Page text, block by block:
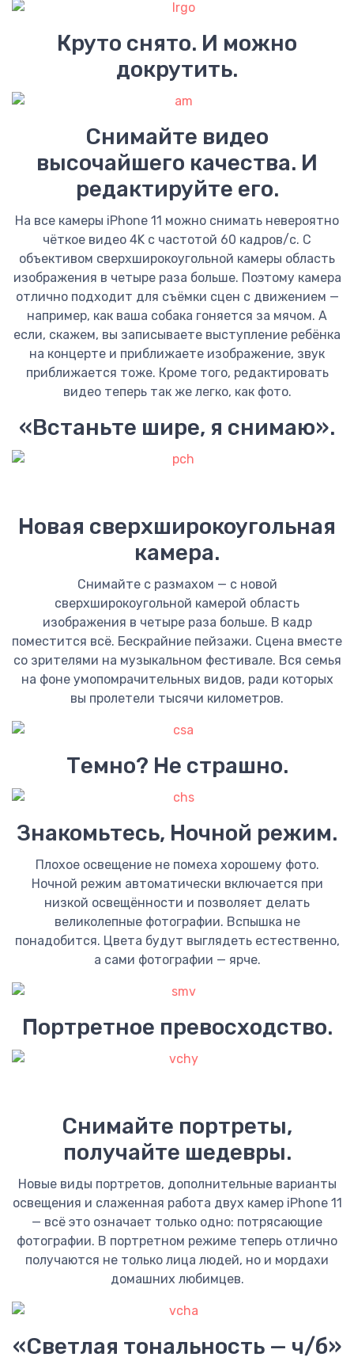
Круто снято. И можно
докрутить.
Снимайте видео
высочайшего качества. И
редактируйте его.
На все камеры iPhone 11 можно снимать невероятно
чёткое видео 4K с частотой 60 кадров/с. С
объективом сверхшироко­угольной камеры область
изображения в четыре раза больше. Поэтому камера
отлично подходит для съёмки сцен с движением —
например, как ваша собака гоняется за мячом. А
если, скажем, вы записываете выступление ребёнка
на концерте и приближаете изображение, звук
приближается тоже. Кроме того, редактировать
видео теперь так же легко, как фото.
«Встаньте шире, я снимаю».
Новая сверхширокоугольная
камера.
Снимайте с размахом — с новой
сверхширокоугольной камерой область
изображения в четыре раза больше. В кадр
поместится всё. Бескрайние пейзажи. Сцена вместе
со зрителями на музыкальном фестивале. Вся семья
на фоне умопомрачительных видов, ради которых
вы пролетели тысячи километров.
Темно? Не страшно.
Знакомьтесь, Ночной режим.
Плохое освещение не помеха хорошему фото.
Ночной режим автоматически включается при
низкой освещённости и позволяет делать
великолепные фотографии. Вспышка не
понадобится. Цвета будут выглядеть естественно,
а сами фотографии — ярче.
Портретное превосходство.
Снимайте портреты,
получайте шедевры.
Новые виды портретов, дополнительные варианты
освещения и слаженная работа двух камер iPhone 11
— всё это означает только одно: потрясающие
фотографии. В портретном режиме теперь отлично
получаются не только лица людей, но и мордахи
домашних любимцев.
«Светлая тональность — ч/б»